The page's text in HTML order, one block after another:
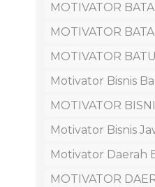
MOTIVATOR
MOTIVATOR
MOTIVATOR
Motivator Bisnis
MOTIVATOR
Motivator Bisnis
Motivator Daerah
MOTIVATOR